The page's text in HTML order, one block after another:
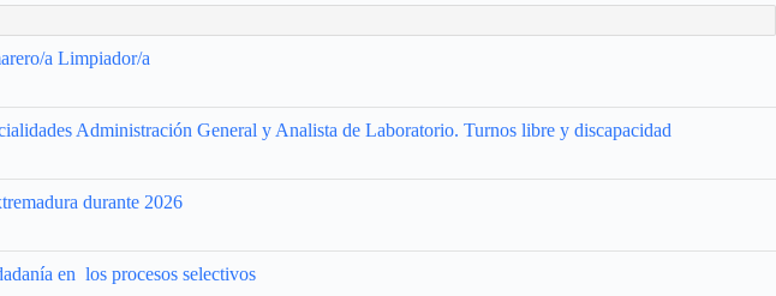
a Limpiador/a
Administración General y Analista de Laboratorio. Turnos libre y discapacidad
durante 2026
en los procesos selectivos